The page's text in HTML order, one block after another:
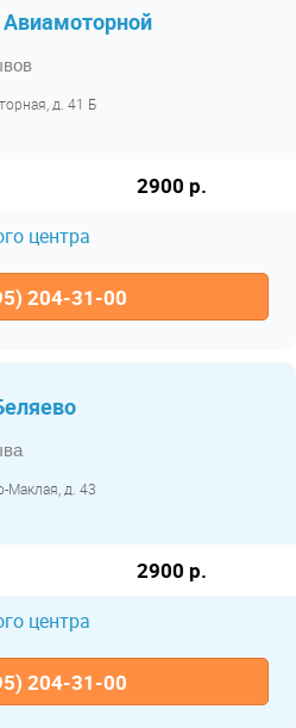
д. 41 Б
2900 р.
центра
204-31-00
Маклая, д. 43
2900 р.
центра
204-31-00